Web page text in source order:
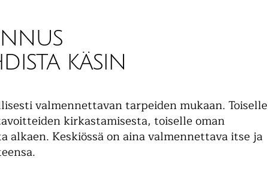
käsin
valmennettavan tarpeiden mukaan. Toiselle
kirkastamisesta, toiselle oman
Keskiössä on aina valmennettava itse ja